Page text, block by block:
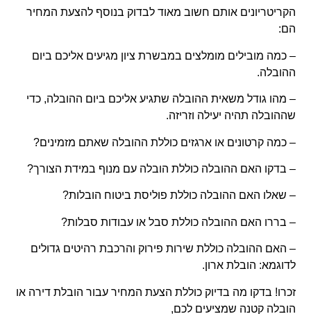
הקריטריונים אותם חשוב מאוד לבדוק בנוסף להצעת המחיר
הם:
– כמה מובילים מומלצים במבשרת ציון מגיעים אליכם ביום
ההובלה.
– מהו גודל משאית ההובלה שתגיע אליכם ביום ההובלה, כדי
שההובלה תהיה יעילה וזריזה.
– כמה קרטונים או ארגזים כוללת ההובלה שאתם מזמינים?
– בדקו האם ההובלה כוללת הובלה עם מנוף במידת הצורך?
– שאלו האם ההובלה כוללת פוליסת ביטוח הובלות?
– בררו האם ההובלה כוללת סבל או עבודות סבלות?
– האם ההובלה כוללת שירות פירוק והרכבת רהיטים גדולים
לדוגמא: הובלת ארון.
זכרו! בדקו מה בדיוק כוללת הצעת המחיר עבור הובלת דירה או
הובלה קטנה שמציעים לכם,